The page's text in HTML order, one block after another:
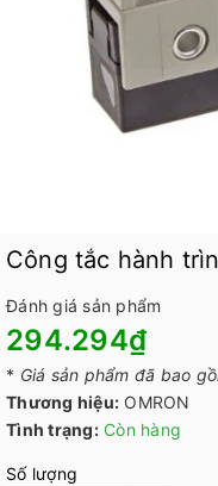
Công tắc hành
Đánh giá sản phẩm
294.294₫
* Giá sản phẩm đã bao
Thương hiệu: OMRON
Tình trạng: Còn hàng
Số lượng